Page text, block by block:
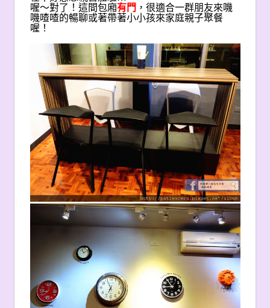
喔～對了！這間包廂有門 ，很適合一群朋友來嘰
嘰喳喳的暢聊或著帶著小小孩來家庭親子聚餐
喔！